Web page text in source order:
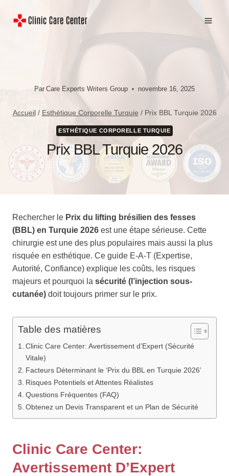
Par Care Experts Writers Group novembre 16, 2025
Accueil / Esthétique Corporelle Turquie / Prix BBL Turquie 2026
ESTHÉTIQUE CORPORELLE TURQUIE
Prix BBL Turquie 2026
Rechercher le Prix du lifting brésilien des fesses
(BBL) en Turquie 2026 est une étape sérieuse. Cette
chirurgie est une des plus populaires mais aussi la plus
risquée en esthétique. Ce guide E-A-T (Expertise,
Autorité, Confiance) explique les coûts, les risques
majeurs et pourquoi la sécurité (l’injection sous-
cutanée) doit toujours primer sur le prix.
Table des matières
Clinic Care Center: Avertissement d’Expert (Sécurité
Vitale)
Facteurs Déterminant le ‘Prix du BBL en Turquie 2026’
Risques Potentiels et Attentes Réalistes
Questions Fréquentes (FAQ)
Obtenez un Devis Transparent et un Plan de Sécurité
Clinic Care Center:
Avertissement D’Expert